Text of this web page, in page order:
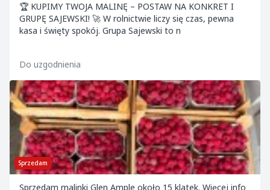
🏆 KUPIMY TWOJA MALINĘ – POSTAW NA KONKRET I
GRUPĘ SAJEWSKI! 🚀 W rolnictwie liczy się czas, pewna
kasa i święty spokój. Grupa Sajewski to n
Do uzgodnienia
Sprzedam
Sprzedam malinki Glen Ample około 15 klatek. Więcej info